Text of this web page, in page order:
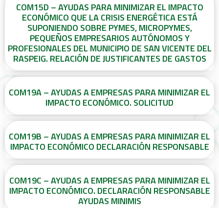
COM15D – AYUDAS PARA MINIMIZAR EL IMPACTO
ECONÓMICO QUE LA CRISIS ENERGÉTICA ESTÁ
SUPONIENDO SOBRE PYMES, MICROPYMES,
PEQUEÑOS EMPRESARIOS AUTÓNOMOS Y
PROFESIONALES DEL MUNICIPIO DE SAN VICENTE DEL
RASPEIG. RELACIÓN DE JUSTIFICANTES DE GASTOS
COM19A – AYUDAS A EMPRESAS PARA MINIMIZAR EL
IMPACTO ECONÓMICO. SOLICITUD
COM19B – AYUDAS A EMPRESAS PARA MINIMIZAR EL
IMPACTO ECONÓMICO DECLARACIÓN RESPONSABLE
COM19C – AYUDAS A EMPRESAS PARA MINIMIZAR EL
IMPACTO ECONÓMICO. DECLARACIÓN RESPONSABLE
AYUDAS MINIMIS